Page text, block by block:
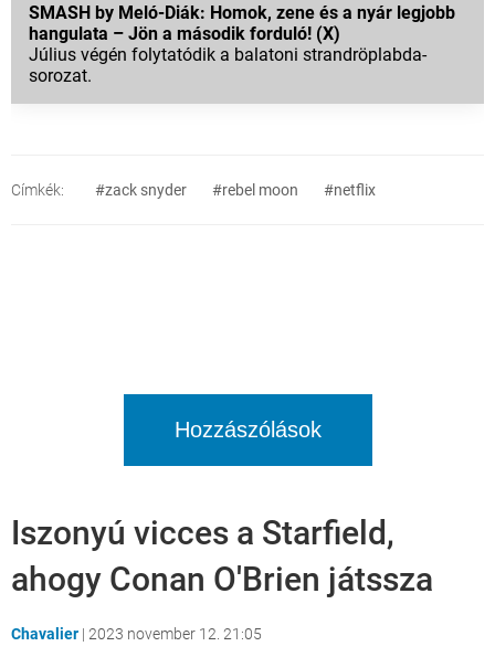
SMASH by Meló-Diák: Homok, zene és a nyár legjobb
hangulata – Jön a második forduló! (X)
Július végén folytatódik a balatoni strandröplabda-
sorozat.
Címkék: #zack snyder #rebel moon #netflix
Hozzászólások
Iszonyú vicces a Starfield,
ahogy Conan O'Brien játssza
Chavalier | 2023 november 12. 21:05